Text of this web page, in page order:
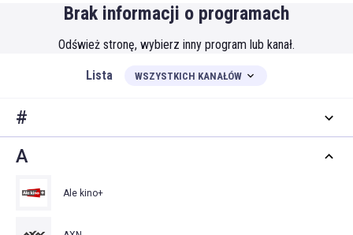
Brak informacji o programach
Odśwież stronę, wybierz inny program lub kanał.
Lista WSZYSTKICH KANAŁÓW
#
A
Ale kino+